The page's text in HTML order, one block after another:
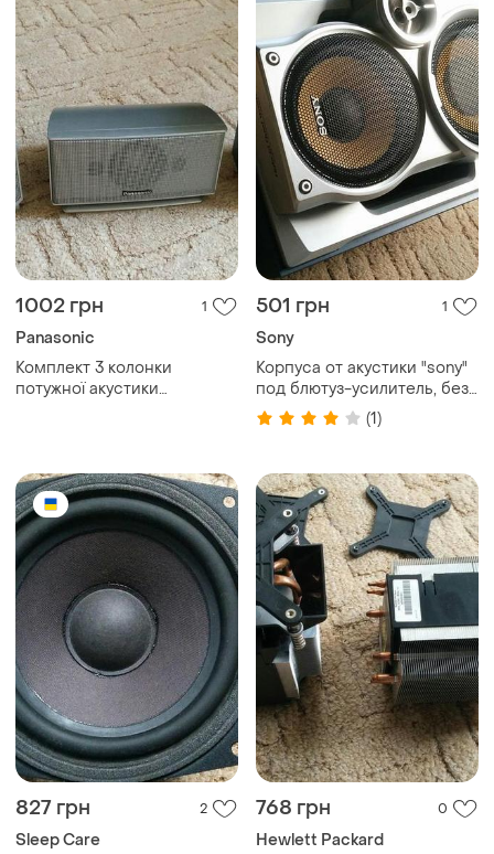
1002 грн 1
Panasonic
Комплект 3 колонки
потужної акустики
501 грн 1
Sony
Корпуса от акустики "sony"
под блютуз-усилитель, без
динамиков .
(1)
827 грн 2
Sleep Care
768 грн 0
Hewlett Packard